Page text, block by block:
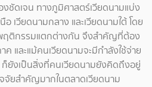
ชัดเจน ทางภูมิศาสตร์เวียดนามแบ่ง
อ เวียดนามกลาง และเวียดนามใต้ โดย
ฤติกรรมแตกต่างกัน จึงสำคัญที่ต้อง
และแม้คนเวียดนามจะมีกำลังใช้จ่าย
ยังเป็นสิ่งที่คนเวียดนามยังคิดถึงอยู่
ยสำคัญมากในตลาดเวียดนาม